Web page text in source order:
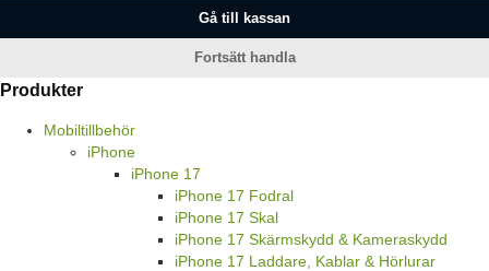
Gå till kassan
Fortsätt handla
Produkter
Mobiltillbehör
iPhone
iPhone 17
iPhone 17 Fodral
iPhone 17 Skal
iPhone 17 Skärmskydd & Kameraskydd
iPhone 17 Laddare, Kablar & Hörlurar